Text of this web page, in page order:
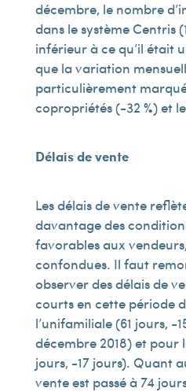
décembre, le nombre
dans le système Centris
inférieur à ce qu’il était
que la variation
particulièrement
copropriétés (-32 %) et
Délais de vente
Les délais de vente
davantage des
favorables aux
confondues. Il faut
observer des délais de
courts en cette période
l’unifamiliale (61 jours,
décembre 2018) et pour
jours, -17 jours). Quant
vente est passé à 74